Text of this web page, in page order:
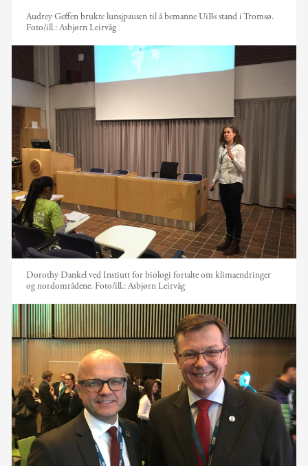
Audrey Geffen brukte lunsjpausen til å bemanne UiBs stand i Tromsø.
Foto/ill.:Asbjørn Leirvåg
Dorothy Dankel ved Instiutt for biologi fortalte om klimaendringer
og nordområdene. Foto/ill.:Asbjørn Leirvåg